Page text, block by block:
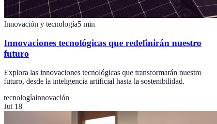
Innovación y tecnología5 min
Innovaciones tecnológicas que redefinirán nuestro
futuro
Explora las innovaciones tecnológicas que transformarán nuestro
futuro, desde la inteligencia artificial hasta la sostenibilidad.
tecnologíainnovación
Jul 18